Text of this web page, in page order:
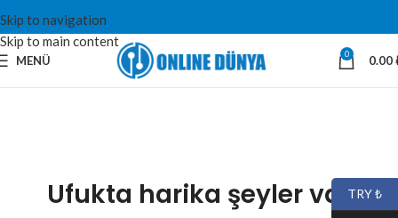
Skip to navigation
Skip to main content
MENÜ 0 0.00
Ufukta harika şeyler varTRY ₺